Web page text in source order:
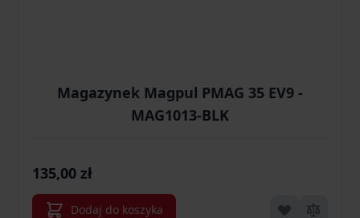
Magazynek Magpul PMAG 35 EV9 -
MAG1013-BLK
135,00 zł
Dodaj do koszyka